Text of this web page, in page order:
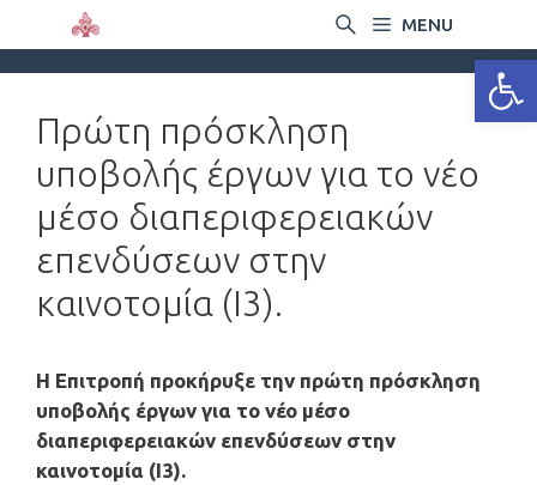
MENU
Πρώτη πρόσκληση
υποβολής έργων για το νέο
μέσο διαπεριφερειακών
επενδύσεων στην
καινοτομία (Ι3).
Η Επιτροπή προκήρυξε την πρώτη πρόσκληση
υποβολής έργων για το νέο μέσο
διαπεριφερειακών επενδύσεων στην
καινοτομία (Ι3).